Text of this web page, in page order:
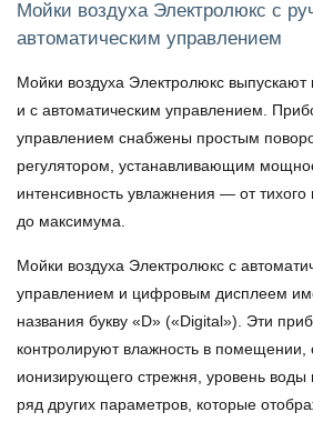
Мойки воздуха Электролюкс с
автоматическим управлением
Мойки воздуха Электролюкс выпускают
и с автоматическим управлением.
управлением снабжены простым
регулятором, устанавливающим
интенсивность увлажнения — от
до максимума.
Мойки воздуха Электролюкс с
управлением и цифровым дисплеем
названия букву «D» («Digital»). Эти
контролируют влажность в помещении,
ионизирующего стрежня, уровень воды
ряд других параметров, которые